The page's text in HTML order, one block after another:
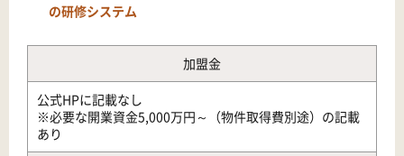
の研修システム
加盟金
公式HPに記載なし
※必要な開業資金5,000万円～（物件取得費別途）の記載
あり